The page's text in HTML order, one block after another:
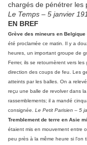
chargés de pénétrer les
Le Temps – 5 janvier
EN BREF
Grève des mineurs en Belgique
été proclamée ce matin. Il y a
heures, un important groupe de
Ferrer, ils se retournèrent vers
direction des coups de feu. Les
atteints par les balles. On a
reçu une balle de revolver dans
rassemblements; il a mandé
consignée. Le Petit Parisien – 5
Tremblement de terre en Asie
étaient mis en mouvement entre
peu près à la même heure si l'on